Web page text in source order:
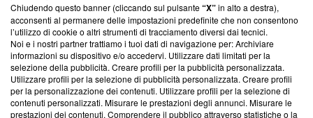
Team editoriale
Corporate
Redazione
Informativa Privacy
Chiudendo questo banner (cliccando sul pulsante“X”in alto a destra),
acconsenti al permanere delle impostazioni predefinite che non consentono
l’utilizzo di cookie o altri strumenti di tracciamento diversi dai tecnici.
Noi e i nostri partner trattiamo i tuoi dati di navigazione per: Archiviare
informazioni su dispositivo e/o accedervi. Utilizzare dati limitati per la
selezione della pubblicità. Creare profili per la pubblicità personalizzata.
Utilizzare profili per la selezione di pubblicità personalizzata. Creare profili
per la personalizzazione dei contenuti. Utilizzare profili per la selezione di
contenuti personalizzati. Misurare le prestazioni degli annunci. Misurare le
prestazioni dei contenuti. Comprendere il pubblico attraverso statistiche o la